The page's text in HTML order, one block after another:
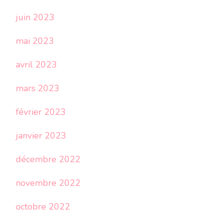
juin 2023
mai 2023
avril 2023
mars 2023
février 2023
janvier 2023
décembre 2022
novembre 2022
octobre 2022